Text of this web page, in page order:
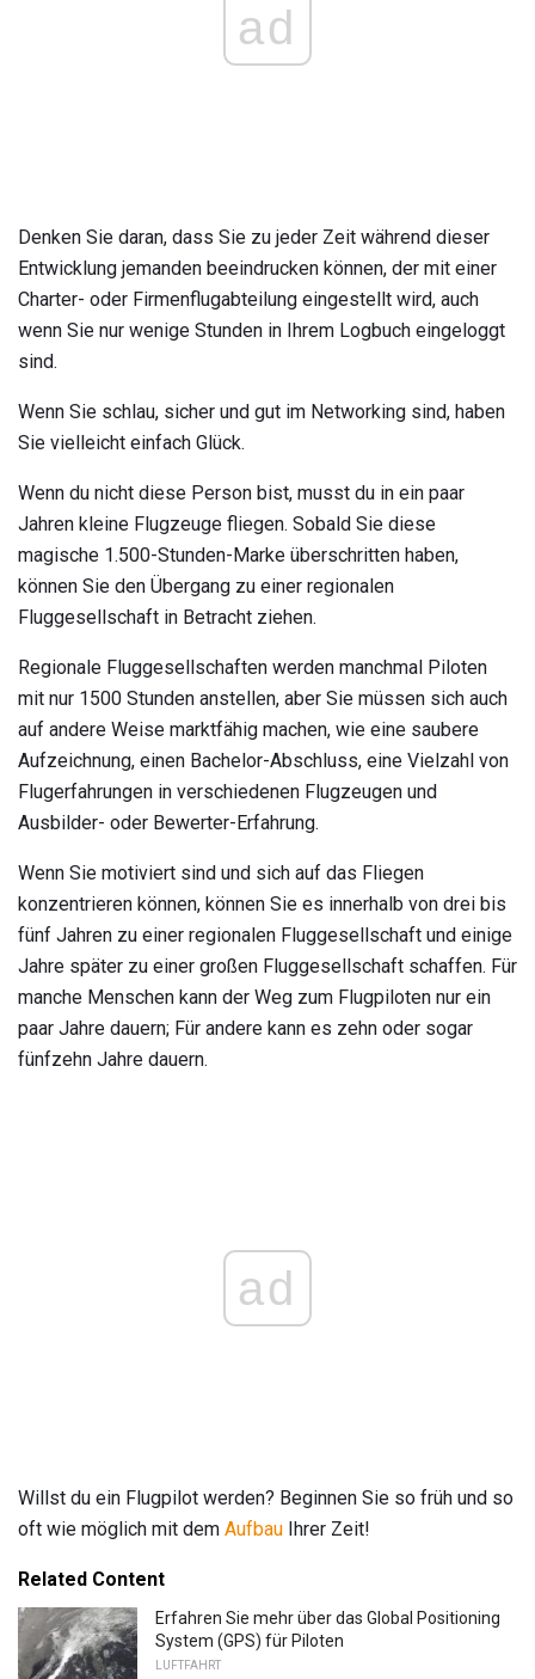
ad
Denken Sie daran, dass Sie zu jeder Zeit während dieser
Entwicklung jemanden beeindrucken können, der mit einer
Charter- oder Firmenflugabteilung eingestellt wird, auch
wenn Sie nur wenige Stunden in Ihrem Logbuch eingeloggt
sind.
Wenn Sie schlau, sicher und gut im Networking sind, haben
Sie vielleicht einfach Glück.
Wenn du nicht diese Person bist, musst du in ein paar
Jahren kleine Flugzeuge fliegen. Sobald Sie diese
magische 1.500-Stunden-Marke überschritten haben,
können Sie den Übergang zu einer regionalen
Fluggesellschaft in Betracht ziehen.
Regionale Fluggesellschaften werden manchmal Piloten
mit nur 1500 Stunden anstellen, aber Sie müssen sich auch
auf andere Weise marktfähig machen, wie eine saubere
Aufzeichnung, einen Bachelor-Abschluss, eine Vielzahl von
Flugerfahrungen in verschiedenen Flugzeugen und
Ausbilder- oder Bewerter-Erfahrung.
Wenn Sie motiviert sind und sich auf das Fliegen
konzentrieren können, können Sie es innerhalb von drei bis
fünf Jahren zu einer regionalen Fluggesellschaft und einige
Jahre später zu einer großen Fluggesellschaft schaffen. Für
manche Menschen kann der Weg zum Flugpiloten nur ein
paar Jahre dauern; Für andere kann es zehn oder sogar
fünfzehn Jahre dauern.
ad
Willst du ein Flugpilot werden? Beginnen Sie so früh und so
oft wie möglich mit dem Aufbau Ihrer Zeit!
Related Content
Erfahren Sie mehr über das Global Positioning
System (GPS) für Piloten
LUFTFAHRT